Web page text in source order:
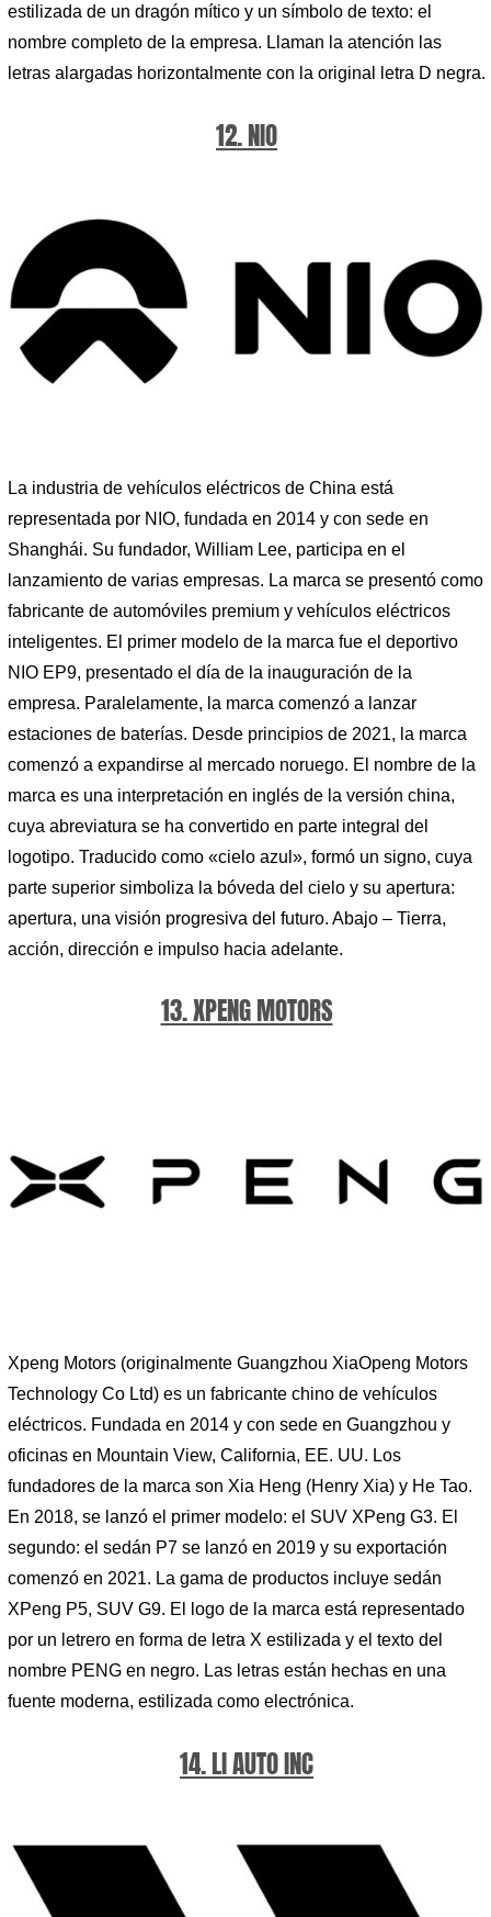
estilizada de un dragón mítico y un símbolo de texto: el
nombre completo de la empresa. Llaman la atención las
letras alargadas horizontalmente con la original letra D negra.
12. NIO
La industria de vehículos eléctricos de China está
representada por NIO, fundada en 2014 y con sede en
Shanghái. Su fundador, William Lee, participa en el
lanzamiento de varias empresas. La marca se presentó como
fabricante de automóviles premium y vehículos eléctricos
inteligentes. El primer modelo de la marca fue el deportivo
NIO EP9, presentado el día de la inauguración de la
empresa. Paralelamente, la marca comenzó a lanzar
estaciones de baterías. Desde principios de 2021, la marca
comenzó a expandirse al mercado noruego. El nombre de la
marca es una interpretación en inglés de la versión china,
cuya abreviatura se ha convertido en parte integral del
logotipo. Traducido como «cielo azul», formó un signo, cuya
parte superior simboliza la bóveda del cielo y su apertura:
apertura, una visión progresiva del futuro. Abajo – Tierra,
acción, dirección e impulso hacia adelante.
13. XPENG MOTORS
Xpeng Motors (originalmente Guangzhou XiaOpeng Motors
Technology Co Ltd) es un fabricante chino de vehículos
eléctricos. Fundada en 2014 y con sede en Guangzhou y
oficinas en Mountain View, California, EE. UU. Los
fundadores de la marca son Xia Heng (Henry Xia) y He Tao.
En 2018, se lanzó el primer modelo: el SUV XPeng G3. El
segundo: el sedán P7 se lanzó en 2019 y su exportación
comenzó en 2021. La gama de productos incluye sedán
XPeng P5, SUV G9. El logo de la marca está representado
por un letrero en forma de letra X estilizada y el texto del
nombre PENG en negro. Las letras están hechas en una
fuente moderna, estilizada como electrónica.
14. LI AUTO INC